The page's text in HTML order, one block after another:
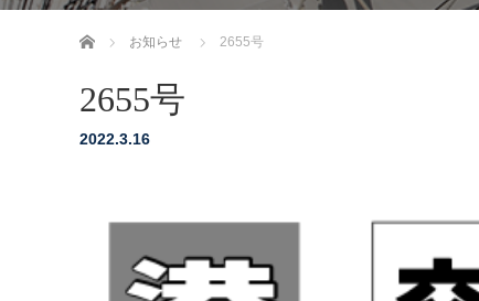
ホーム お知らせ 2655号
2655号
2022.3.16